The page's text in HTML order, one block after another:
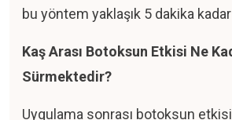
bu yöntem yaklaşık 5 dakika
Kaş Arası Botoksun Etkisi Ne
Sürmektedir?
Uygulama sonrası botoksun